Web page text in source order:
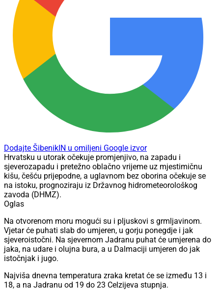
Dodajte ŠibenikIN u omiljeni Google izvor
Hrvatsku u utorak očekuje promjenjivo, na zapadu i
sjeverozapadu i pretežno oblačno vrijeme uz mjestimičnu
kišu, češću prijepodne, a uglavnom bez oborina očekuje se
na istoku, prognoziraju iz Državnog hidrometeorološkog
zavoda (DHMZ).
Oglas
Na otvorenom moru mogući su i pljuskovi s grmljavinom.
Vjetar će puhati slab do umjeren, u gorju ponegdje i jak
sjeveroistočni. Na sjevernom Jadranu puhat će umjerena do
jaka, na udare i olujna bura, a u Dalmaciji umjeren do jak
istočnjak i jugo.
Najviša dnevna temperatura zraka kretat će se između 13 i
18, a na Jadranu od 19 do 23 Celzijeva stupnja.